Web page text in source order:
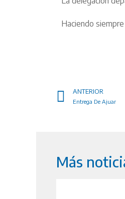
Haciendo
ANTERIOR
Entrega De Ajuar
Más